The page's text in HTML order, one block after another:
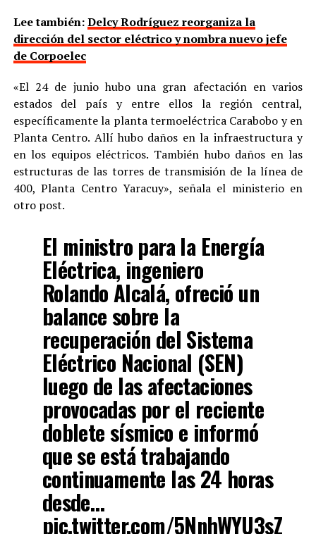
Lee también:Delcy Rodríguez reorganiza la
dirección del sector eléctrico y nombra nuevo jefe
de Corpoelec
«El 24 de junio hubo una gran afectación en varios
estados del país y entre ellos la región central,
específicamente la planta termoeléctrica Carabobo y en
Planta Centro. Allí hubo daños en la infraestructura y
en los equipos eléctricos. También hubo daños en las
estructuras de las torres de transmisión de la línea de
400, Planta Centro Yaracuy», señala el ministerio en
otro post.
El ministro para la Energía
Eléctrica, ingeniero
Rolando Alcalá, ofreció un
balance sobre la
recuperación del Sistema
Eléctrico Nacional (SEN)
luego de las afectaciones
provocadas por el reciente
doblete sísmico e informó
que se está trabajando
continuamente las 24 horas
desde…
pic.twitter.com/5NnhWYU3sZ